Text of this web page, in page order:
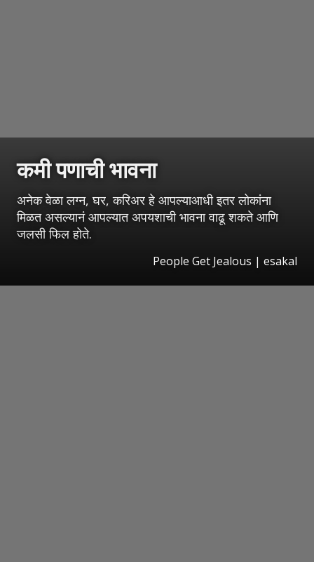
कमी पणाची भावना
अनेक वेळा लग्न, घर, करिअर हे आपल्याआधी इतर लोकांना
मिळत असल्यानं आपल्यात अपयशाची भावना वाढू शकते आणि
जलसी फिल होते.
People Get Jealous | esakal